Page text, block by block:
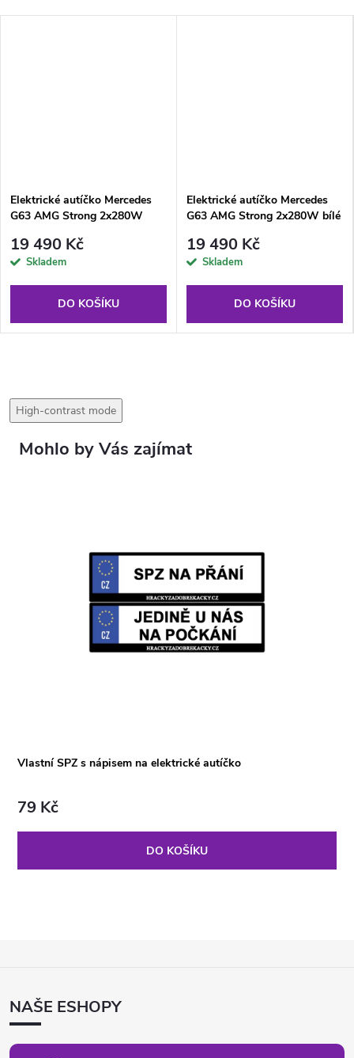
Elektrické autíčko Mercedes
G63 AMG Strong 2x280W
19 490 Kč
Skladem
DO KOŠÍKU
Elektrické autíčko Mercedes
G63 AMG Strong 2x280W bílé
19 490 Kč
Skladem
DO KOŠÍKU
High-contrast mode
Vlastní SPZ s nápisem na elektrické autíčko
79 Kč
DO KOŠÍKU
ANAŠE ESHOPY